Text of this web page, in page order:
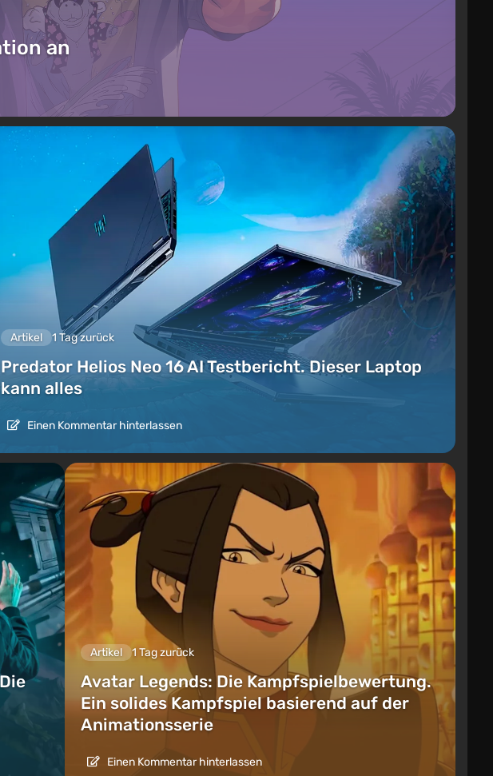
an
Artikel 1 Tag zurück
Predator Helios Neo 16 AI Testbericht. Dieser Laptop
kann alles
Einen Kommentar hinterlassen
Artikel 1 Tag zurück
Avatar Legends: Die Kampfspielbewertung.
Ein solides Kampfspiel basierend auf der
Animationsserie
Einen Kommentar hinterlassen